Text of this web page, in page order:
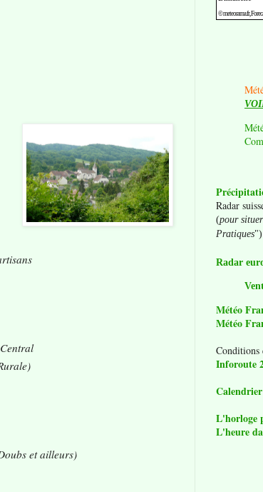
et ailleurs)
Radar
(pour
Pratiques")
Radar
Météo
Météo
Conditions
Inforoute
L'horloge
L'heure